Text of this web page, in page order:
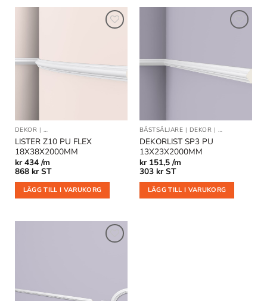
önskelistan
DEKOR | DEKORLIST OCH VÄGGLISTER
LISTER Z10 PU FLEX
18X38X2000MM
kr434 /m
868 kr ST
LÄGG TILL I VARUKORG
önskelistan
BÄSTSÄLJARE | DEKOR |DEKORLIST
DEKORLIST SP3 PU
13X23X2000MM
kr151,5 /m
303 kr ST
LÄGG TILL I VARUKORG